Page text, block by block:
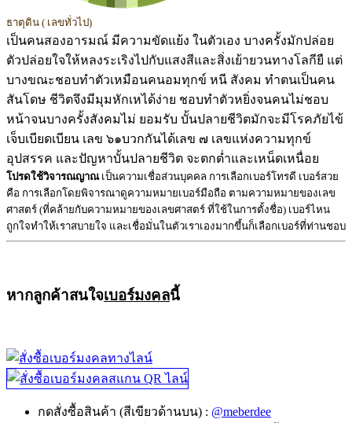
ธาตุดิน ( เลขทั่วไป)
เป็นคนสองอารมณ์ มีความขัดแย้ง ในตัวเอง บางครั้งมักปล่อย
ตัวปล่อยใจให้หลงระเริงไปกับแสงสีและสิ่งเย้ายวนทางโลกียื แต่
บางขณะชอบทำตัวเหมือนคนอมทุกข์ หนี สังคม ทำตนเป็นคน
สันโดษ ชีวิตจึงมีมุมหักเหได้ง่าย ชอบทำตัวหยิ่งจนคนไม่ชอบ
หน้าจนบางครั้งสังคมไม่ ยอมรับ บั้นปลายชีวิตมักจะมีโรคภัยไข้
เจ็บเบียดเบียน เลข ๖๑บวกกันได้เลข ๗ เลขแห่งความทุกข์
อุปสรรค และปัญหาบั้นปลายชีวิต จะตกต่ำและเหน็ดเหนื่อย
โปรดใช้วิจารณญาณเป็นความเชื่อส่วนบุคคล การเลือกเบอร์โทรดี เบอร์สวย
คือ การเลือกโดยพิจารณาดูความหมายเบอร์มือถือ ตามความหมายของเลข
ศาสตร์ (ที่คล้ายกับความหมายของเลขศาสตร์ ที่ใช้ในการตั้งชื่อ) เบอร์ไหน
ถูกใจทำให้เราสบายใจ และเชื่อมั่นในตัวเราเองมากขึ้นก็เลือกเบอร์ที่ท่านชอบ
หากลูกค้าสนใจเบอร์มงคลนี้
กดสั่งซื้อสินค้า (สีเขียวด้านบน) : @meberdee